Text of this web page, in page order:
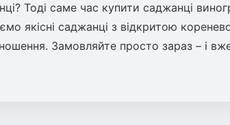
Тоді саме час купити саджанці
якісні саджанці з відкритою
Замовляйте просто зараз – і